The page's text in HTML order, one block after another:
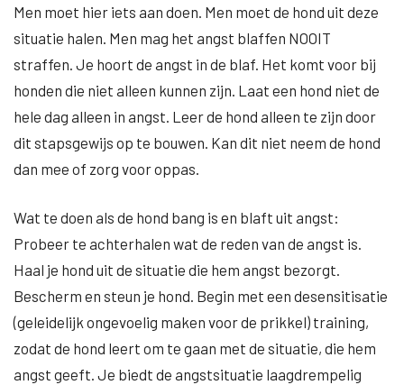
Men moet hier iets aan doen. Men moet de hond uit deze
situatie halen. Men mag het angst blaffen NOOIT
straffen. Je hoort de angst in de blaf. Het komt voor bij
honden die niet alleen kunnen zijn. Laat een hond niet de
hele dag alleen in angst. Leer de hond alleen te zijn door
dit stapsgewijs op te bouwen. Kan dit niet neem de hond
dan mee of zorg voor oppas.
Wat te doen als de hond bang is en blaft uit angst:
Probeer te achterhalen wat de reden van de angst is.
Haal je hond uit de situatie die hem angst bezorgt.
Bescherm en steun je hond. Begin met een desensitisatie
(geleidelijk ongevoelig maken voor de prikkel) training,
zodat de hond leert om te gaan met de situatie, die hem
angst geeft. Je biedt de angstsituatie laagdrempelig